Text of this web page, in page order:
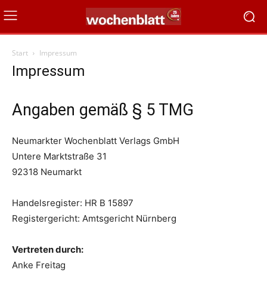
Start Impressum
Impressum
Angaben gemäß § 5 TMG
Neumarkter Wochenblatt Verlags GmbH
Untere Marktstraße 31
92318 Neumarkt
Handelsregister: HR B 15897
Registergericht: Amtsgericht Nürnberg
Vertreten durch:
Anke Freitag